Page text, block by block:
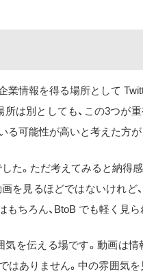
業情報を得る場所として
は別としても、この3つが
る可能性が高いと考えた方が
た。ただ考えてみると納得
を見るほどではないけれど
もちろん、BtoB でも軽く見
を伝える場です。動画は
はありません。中の雰囲気